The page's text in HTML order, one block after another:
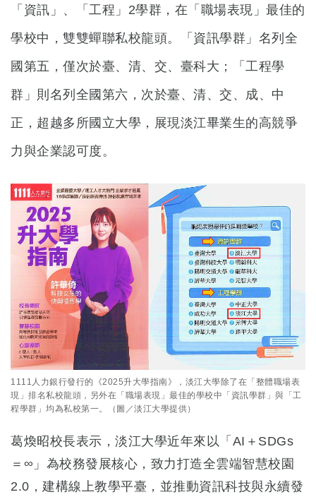
「資訊」、「工程」2學群，在「職場表現」最佳的
學校中，雙雙蟬聯私校龍頭。「資訊學群」名列全
國第五，僅次於臺、清、交、臺科大；「工程學
群」則名列全國第六，次於臺、清、交、成、中
正，超越多所國立大學，展現淡江畢業生的高競爭
力與企業認可度。
1111人力銀行發行的《2025升大學指南》，淡江大學除了在「整體職場表
現」排名私校龍頭，另外在「職場表現」最佳的學校中「資訊學群」與「工
程學群」均為私校第一。（圖／淡江大學提供）
葛煥昭校長表示，淡江大學近年來以「AI＋SDGs
＝∞」為校務發展核心，致力打造全雲端智慧校園
2.0，建構線上教學平臺，並推動資訊科技與永續發